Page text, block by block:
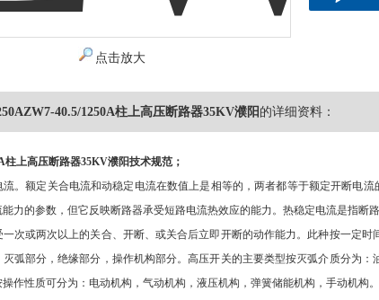
点击放大
40.5/1250A柱上高压断路器35KV濮阳 的详细资料：
柱上高压断路器35KV濮阳技术规范；
。额定关合电流和动稳定电流在数值上是相等的，两者都等于额定开断电
力的参数，但它反映断路器承受短路电流热效应的能力。热稳定电流是指断
次或两次以上的关合、开断、或关合后立即开断的动作能力。此种按一定
弧部分，绝缘部分，操作机构部分。高压开关的主要类型按灭弧介质分为
作性质可分为：电动机构，气动机构，液压机构，弹簧储能机构，手动机构